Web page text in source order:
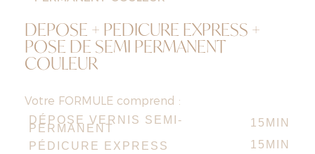
DEPOSE + PEDICURE EXPRESS +
POSE DE SEMI PERMANENT
COULEUR
Votre FORMULE comprend :
DÉPOSE VERNIS SEMI-
PERMANENT
15MIN
PÉDICURE EXPRESS
15MIN